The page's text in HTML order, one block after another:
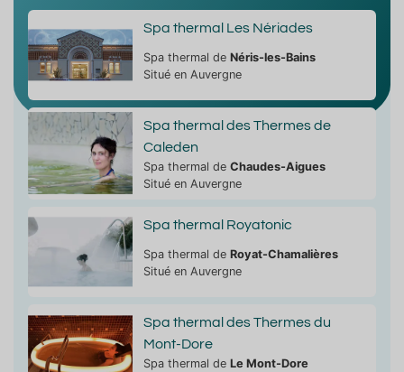
Spa thermal Les Nériades
Spa thermal de Néris-les-Bains
Situé en Auvergne
Spa thermal des Thermes de
Caleden
Spa thermal de Chaudes-Aigues
Situé en Auvergne
Spa thermal Royatonic
Spa thermal de Royat-Chamalières
Situé en Auvergne
Spa thermal des Thermes du
Mont-Dore
Spa thermal de Le Mont-Dore